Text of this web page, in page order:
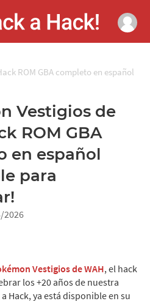
ROM GBA completo en español
Vestigios de
ROM GBA
en español
para
2026
Vestigios de WAH, el hack
los +20 años de nuestra
Hack, ya está disponible en su